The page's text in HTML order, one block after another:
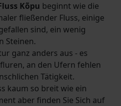
Kõpu beginnt wie die
fließender Fluss, einige
sind, ein wenig
Steinen.
ganz anders aus - es
an den Ufern fehlen
Tätigkeit.
kaum so breit wie ein
aber finden Sie Sich auf